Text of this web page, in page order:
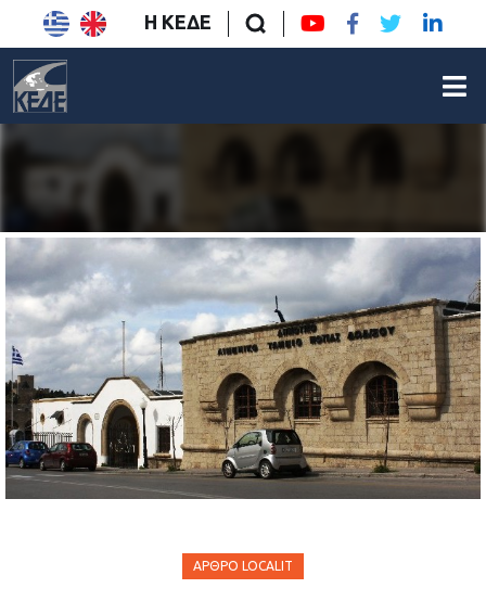
Η ΚΕΔΕ
ΆΡΘΡΟ LOCALIT